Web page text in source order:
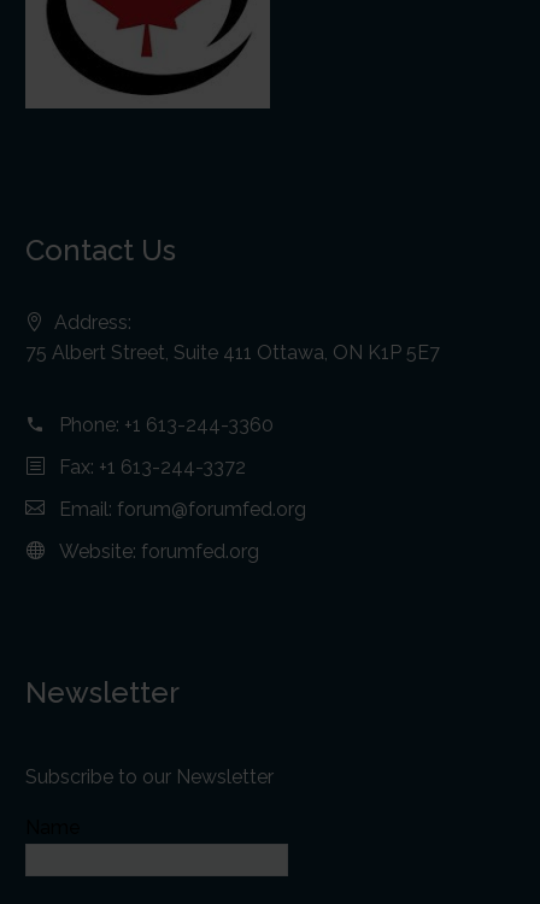
Contact Us
Address:
75 Albert Street, Suite 411 Ottawa, ON K1P 5E7
Phone: +1 613-244-3360
Fax: +1 613-244-3372
Email: forum@forumfed.org
Website: forumfed.org
Newsletter
Subscribe to our Newsletter